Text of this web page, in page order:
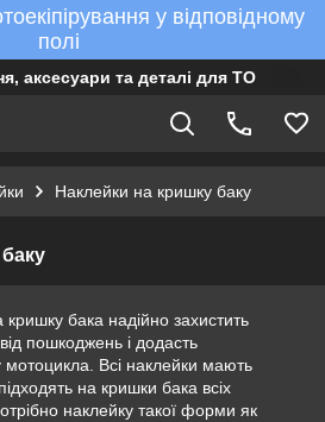
у відповідному
полі
аксесуари та деталі для ТО
Наклейки на кришку баку
бака надійно захистить
пошкоджень і додасть
Всі наклейки мають
на кришки бака всіх
наклейку такої форми як